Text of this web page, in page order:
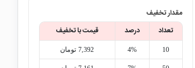
مقدار تخفیف
تعداد
درصد قیمت با تخفیف
10
4% 7,392‎ تومان